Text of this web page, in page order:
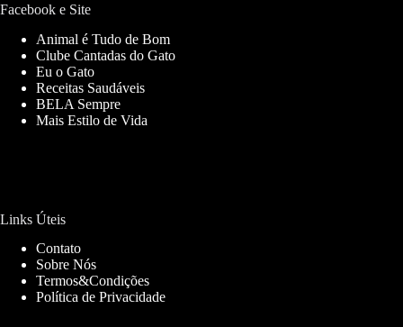
Facebook e Site
Animal é Tudo de Bom
Clube Cantadas do Gato
Eu o Gato
Receitas Saudáveis
BELA Sempre
Mais Estilo de Vida
Links Úteis
Contato
Sobre Nós
Termos&Condições
Política de Privacidade